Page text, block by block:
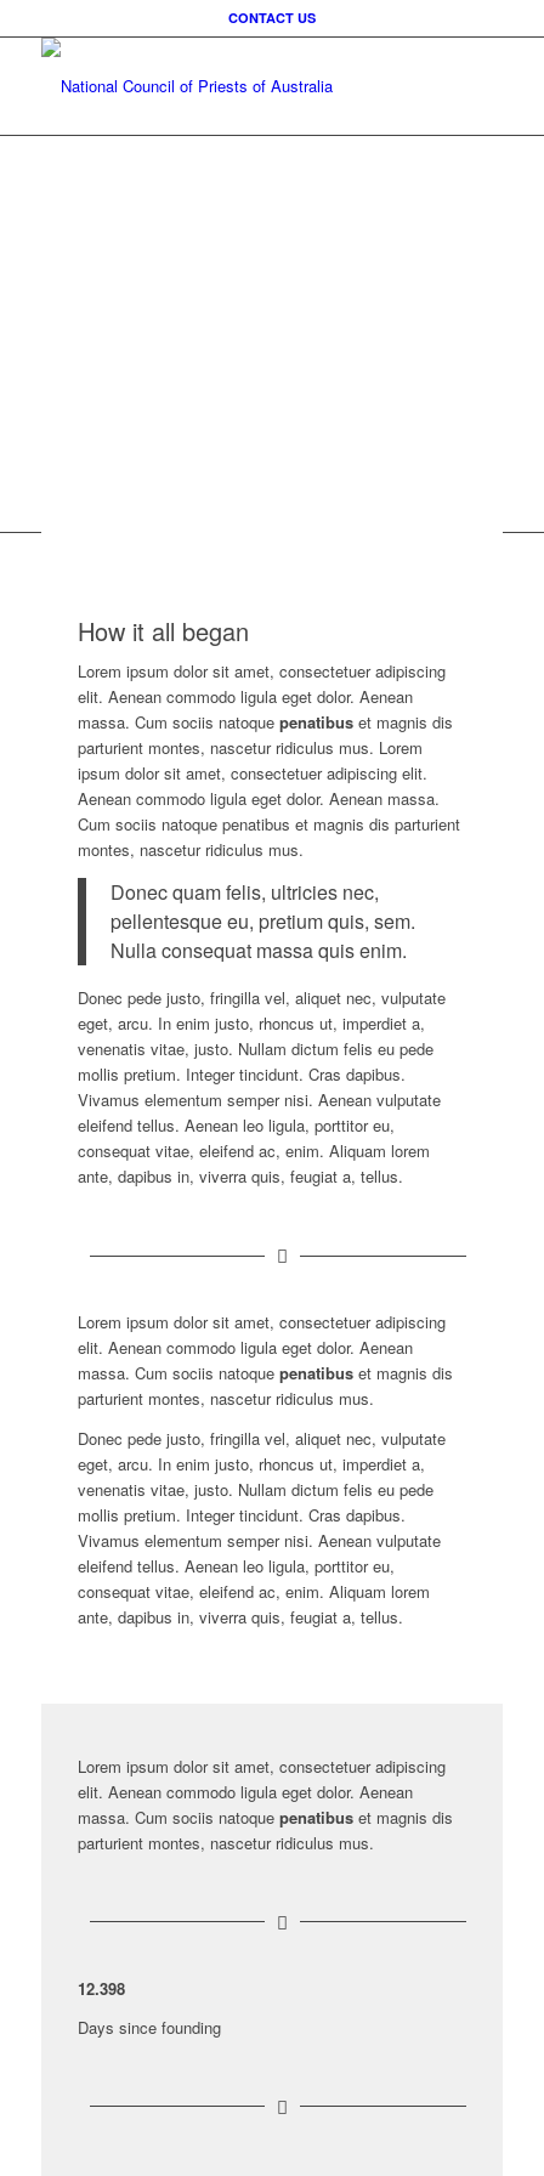
CONTACT US
How it all began
Lorem ipsum dolor sit amet, consectetuer adipiscing
elit. Aenean commodo ligula eget dolor. Aenean
massa. Cum sociis natoque penatibuset magnis dis
parturient montes, nascetur ridiculus mus. Lorem
ipsum dolor sit amet, consectetuer adipiscing elit.
Aenean commodo ligula eget dolor. Aenean massa.
Cum sociis natoque penatibus et magnis dis parturient
montes, nascetur ridiculus mus.
Donec quam felis, ultricies nec,
pellentesque eu, pretium quis, sem.
Nulla consequat massa quis enim.
Donec pede justo, fringilla vel, aliquet nec, vulputate
eget, arcu. In enim justo, rhoncus ut, imperdiet a,
venenatis vitae, justo. Nullam dictum felis eu pede
mollis pretium. Integer tincidunt. Cras dapibus.
Vivamus elementum semper nisi. Aenean vulputate
eleifend tellus. Aenean leo ligula, porttitor eu,
consequat vitae, eleifend ac, enim. Aliquam lorem
ante, dapibus in, viverra quis, feugiat a, tellus.
Lorem ipsum dolor sit amet, consectetuer adipiscing
elit. Aenean commodo ligula eget dolor. Aenean
massa. Cum sociis natoque penatibuset magnis dis
parturient montes, nascetur ridiculus mus.
Donec pede justo, fringilla vel, aliquet nec, vulputate
eget, arcu. In enim justo, rhoncus ut, imperdiet a,
venenatis vitae, justo. Nullam dictum felis eu pede
mollis pretium. Integer tincidunt. Cras dapibus.
Vivamus elementum semper nisi. Aenean vulputate
eleifend tellus. Aenean leo ligula, porttitor eu,
consequat vitae, eleifend ac, enim. Aliquam lorem
ante, dapibus in, viverra quis, feugiat a, tellus.
Lorem ipsum dolor sit amet, consectetuer adipiscing
elit. Aenean commodo ligula eget dolor. Aenean
massa. Cum sociis natoque penatibuset magnis dis
parturient montes, nascetur ridiculus mus.
12.398
Days since founding